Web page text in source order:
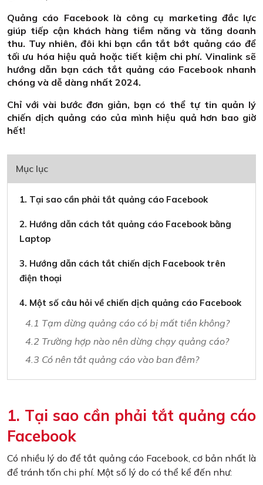
Quảng cáo Facebook là công cụ marketing đắc lực
giúp tiếp cận khách hàng tiềm năng và tăng doanh
thu. Tuy nhiên, đôi khi bạn cần tắt bớt quảng cáo để
tối ưu hóa hiệu quả hoặc tiết kiệm chi phí. Vinalink sẽ
hướng dẫn bạn cách tắt quảng cáo Facebook nhanh
chóng và dễ dàng nhất 2024.
Chỉ với vài bước đơn giản, bạn có thể tự tin quản lý
chiến dịch quảng cáo của mình hiệu quả hơn bao giờ
hết!
Mục lục
1. Tại sao cần phải tắt quảng cáo Facebook
2. Hướng dẫn cách tắt quảng cáo Facebook bằng
Laptop
3. Hướng dẫn cách tắt chiến dịch Facebook trên
điện thoại
4. Một số câu hỏi về chiến dịch quảng cáo Facebook
4.1 Tạm dừng quảng cáo có bị mất tiền không?
4.2 Trường hợp nào nên dừng chạy quảng cáo?
4.3 Có nên tắt quảng cáo vào ban đêm?
1. Tại sao cần phải tắt quảng cáo
Facebook
Có nhiều lý do để tắt quảng cáo Facebook, cơ bản nhất là
để tránh tốn chi phí. Một số lý do có thể kể đến như: